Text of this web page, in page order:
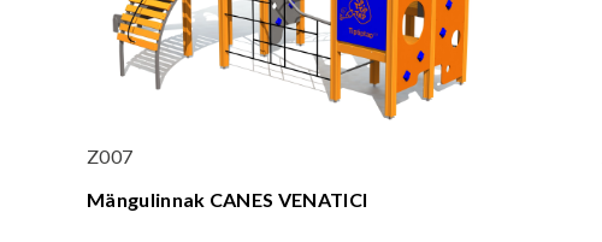
Z007
Mängulinnak CANES VENATICI